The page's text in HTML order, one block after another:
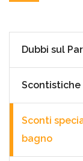
Dubbi sul
Sconti
bagno